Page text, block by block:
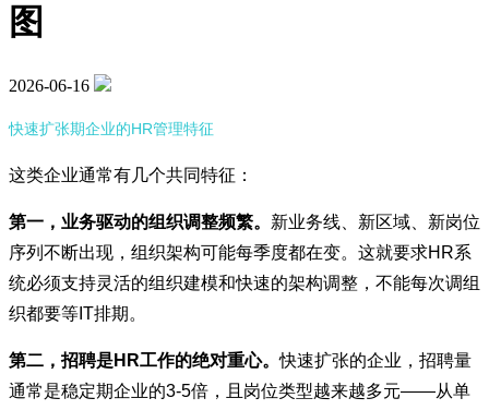
图
2026-06-16
快速扩张期企业的HR管理特征
这类企业通常有几个共同特征：
第一，业务驱动的组织调整频繁。 新业务线、新区域、新岗位
序列不断出现，组织架构可能每季度都在变。这就要求HR系
统必须支持灵活的组织建模和快速的架构调整，不能每次调组
织都要等IT排期。
第二，招聘是HR工作的绝对重心。快速扩张的企业，招聘量
通常是稳定期企业的3-5倍，且岗位类型越来越多元——从单